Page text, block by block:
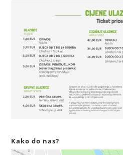
Kako do nas?